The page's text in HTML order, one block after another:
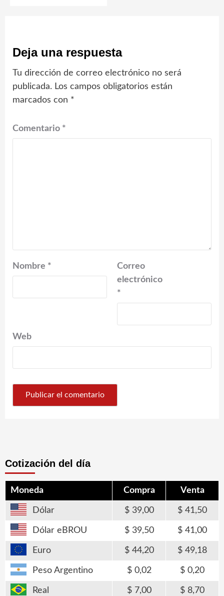
Deja una respuesta
Tu dirección de correo electrónico no será
publicada. Los campos obligatorios están
marcados con *
Comentario *
Nombre *
Correo
electrónico
*
Web
Cotización del día
Moneda Compra Venta
Dólar 39,00 41,50
Dólar eBROU 39,50 41,00
Euro 44,20 49,18
Peso Argentino 0,02 0,20
Real 7,00 8,70